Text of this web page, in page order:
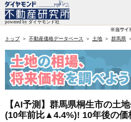
トップ 不動産価格データベース 土地 群馬県
【AI予測】群馬県桐生市の土
(10年前比▲4.4%)! 10年後の価